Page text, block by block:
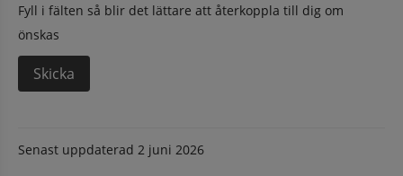
Fyll i fälten så blir det lättare att återkoppla till dig om
önskas
Senast uppdaterad 2 juni 2026